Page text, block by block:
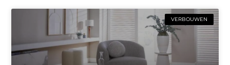
VERBOUWEN